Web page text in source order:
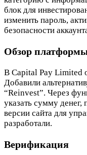
блок для
изменить пароль,
безопасности
Обзор
В Capital Pay Limited
Добавили
“Reinvest”. Через
указать сумму денег,
версии сайта для
разработали.
Верификация